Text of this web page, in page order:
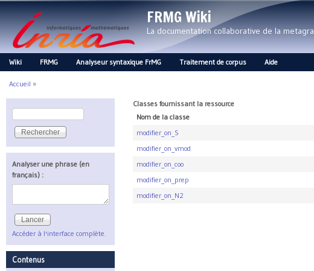
FRMG Wiki
La documentation collaborative de la
Main menu
Wiki FRMG Analyseur syntaxique FrMG Traitement de corpus Aide
Vous êtes ici
Accueil »
Classes fournissant la ressource
Nom de la classe
modifier_on_S
modifier_on_vmod
modifier_on_coo
modifier_on_prep
modifier_on_N2
Formulaire de recherche
Rechercher
Analyser une phrase (en
français) :
Accéder à l'interface complète.
Contenus